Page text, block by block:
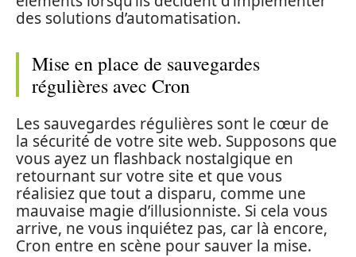
des solutions d’automatisation.
Mise en place de sauvegardes
régulières avec Cron
Les sauvegardes régulières sont le cœur de
la sécurité de votre site web. Supposons que
vous ayez un flashback nostalgique en
retournant sur votre site et que vous
réalisiez que tout a disparu, comme une
mauvaise magie d’illusionniste. Si cela vous
arrive, ne vous inquiétez pas, car là encore,
Cron entre en scène pour sauver la mise.